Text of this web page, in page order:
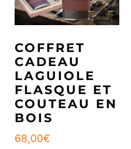
COFFRET
CADEAU
LAGUIOLE
FLASQUE ET
COUTEAU EN
BOIS
68,00€